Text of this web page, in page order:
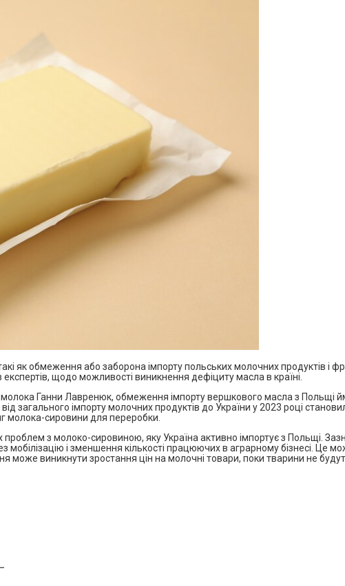
як обмеження або заборона імпорту польських молочних продуктів і
щодо можливості виникнення дефіциту масла в країні.
молока Ганни Лавренюк, обмеження імпорту вершкового масла з Польщі
загального імпорту молочних продуктів до України у 2023 році
молока-сировини для переробки.
з молоко-сировиною, яку Україна активно імпортує з Польщі.
мобілізацію і зменшення кількості працюючих в аграрному бізнесі. Це
може виникнути зростання цін на молочні товари, поки тварини не